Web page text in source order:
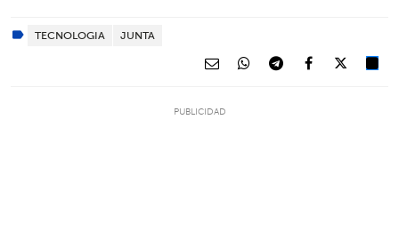
TECNOLOGIA JUNTA